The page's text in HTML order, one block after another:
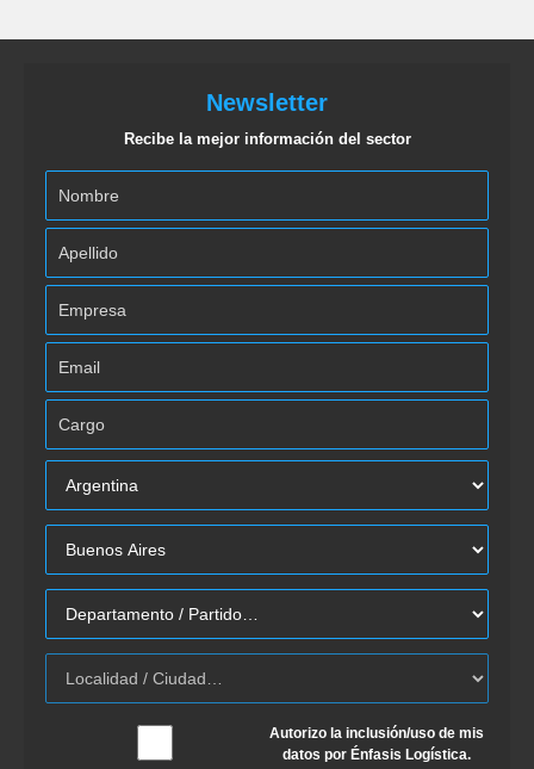
Newsletter
Recibe la mejor información del sector
Autorizo la inclusión/uso de mis
datos por Énfasis Logística.